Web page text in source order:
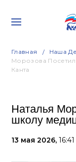
Главная Наша
Морозова
Канта
Наталья
школу
13 мая 2026, 16:41